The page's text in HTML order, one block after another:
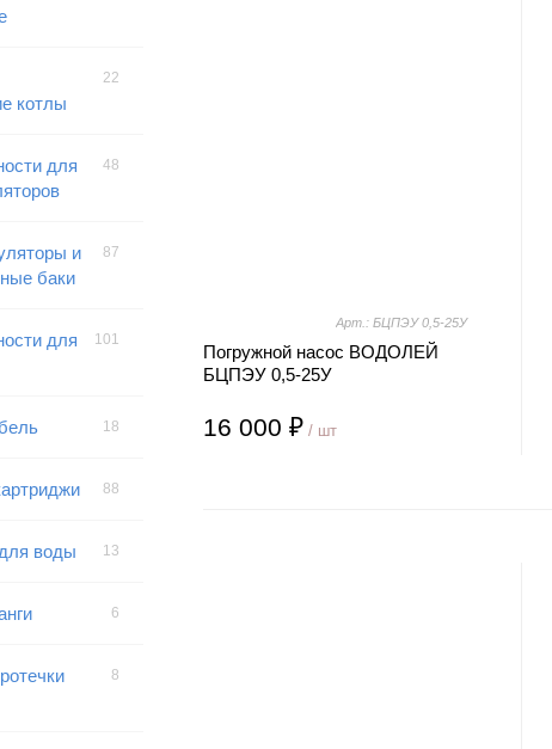
котлы
22
для
48
и
баки
87
для
101
18
88
воды 13
6
8
Арт.: БЦПЭУ 0,5-25У
Погружной насос ВОДОЛЕЙ
БЦПЭУ 0,5-25У
16 000 ₽ / шт